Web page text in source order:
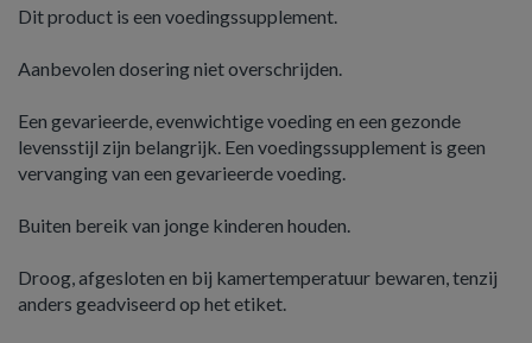
Dit product is een voedingssupplement.
Aanbevolen dosering niet overschrijden.
Een gevarieerde, evenwichtige voeding en een gezonde
levensstijl zijn belangrijk. Een voedingssupplement is geen
vervanging van een gevarieerde voeding.
Buiten bereik van jonge kinderen houden.
Droog, afgesloten en bij kamertemperatuur bewaren, tenzij
anders geadviseerd op het etiket.